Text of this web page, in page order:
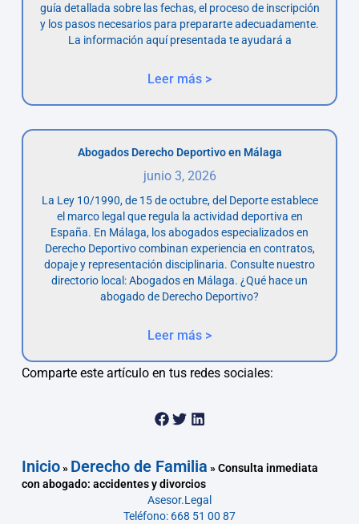
guía detallada sobre las fechas, el proceso de inscripción
y los pasos necesarios para prepararte adecuadamente.
La información aquí presentada te ayudará a
Leer más >
Abogados Derecho Deportivo en Málaga
junio 3, 2026
La Ley 10/1990, de 15 de octubre, del Deporte establece
el marco legal que regula la actividad deportiva en
España. En Málaga, los abogados especializados en
Derecho Deportivo combinan experiencia en contratos,
dopaje y representación disciplinaria. Consulte nuestro
directorio local: Abogados en Málaga. ¿Qué hace un
abogado de Derecho Deportivo?
Leer más >
Comparte este artículo en tus redes sociales:
Inicio» Derecho de Familia »Consulta inmediata
con abogado: accidentes y divorcios
Asesor.Legal
Teléfono: 668 51 00 87